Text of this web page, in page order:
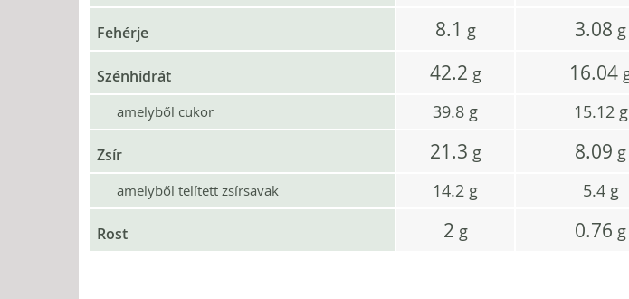
Fehérje 8.1 g 3.08 g
Szénhidrát 42.2 g 16.04
amelyből cukor 39.8 g 15.12 g
Zsír 21.3 g 8.09 g
amelyből telített zsírsavak 14.2 g 5.4 g
Rost 2 g 0.76 g